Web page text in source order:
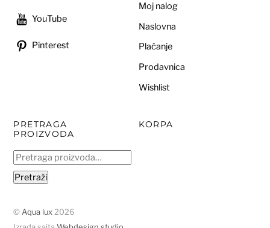
YouTube
Pinterest
Moj nalog
Naslovna
Plaćanje
Prodavnica
Wishlist
PRETRAGA
PROIZVODA
Pretraga
za:
Pretraži
KORPA
© Aqua lux 2026